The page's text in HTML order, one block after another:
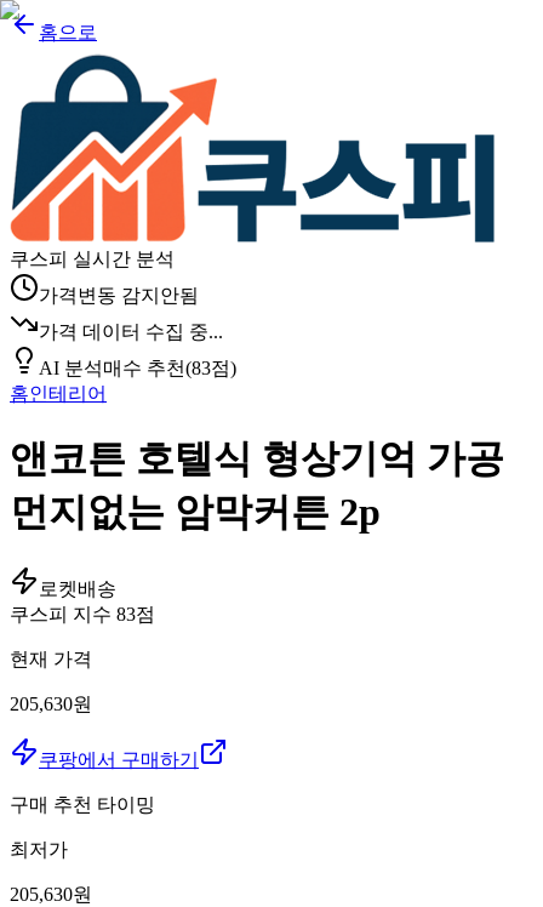
홈으로
쿠스피 실시간 분석
가격변동 감지안됨
가격 데이터 수집 중...
AI 분석매수 추천(83점)
홈인테리어
앤코튼 호텔식 형상기억 가공
먼지없는 암막커튼 2p
로켓배송
쿠스피 지수 83점
현재 가격
205,630원
쿠팡에서 구매하기
구매 추천 타이밍
최저가
205,630원